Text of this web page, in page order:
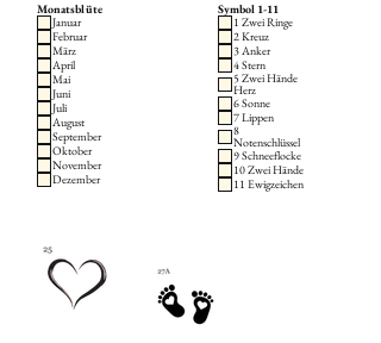
Monatsblüte
Januar
Februar
März
April
Mai
Juni
Juli
August
September
Oktober
November
Dezember
Symbol 1-11
1 Zwei Ringe
2 Kreuz
3 Anker
4 Stern
5 Zwei Hände
Herz
6 Sonne
7 Lippen
8
Notenschlüssel
9 Schneeflocke
10 Zwei Hände
11 Ewigzeichen